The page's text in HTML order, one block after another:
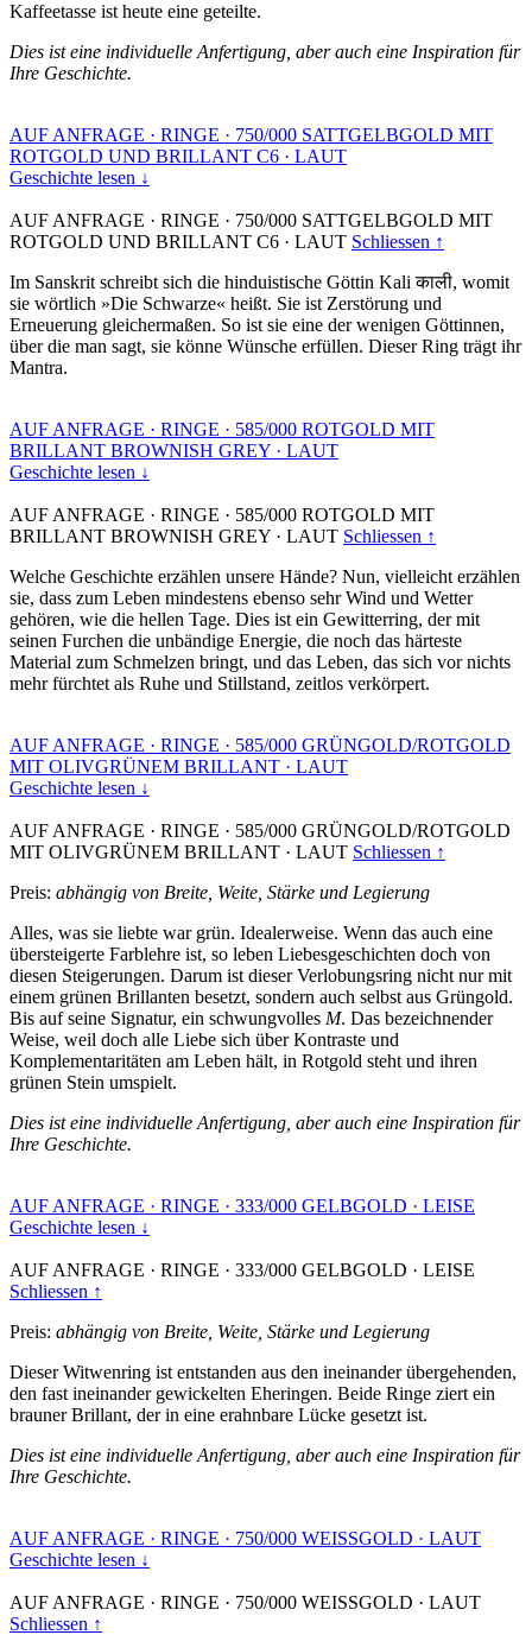
Kaffeetasse ist heute eine geteilte.
Dies ist eine individuelle Anfertigung, aber auch eine Inspiration für
Ihre Geschichte.
AUF ANFRAGE · RINGE · 750/000 SATTGELBGOLD MIT
ROTGOLD UND BRILLANT C6 · LAUT
Geschichte lesen ↓
AUF ANFRAGE · RINGE · 750/000 SATTGELBGOLD MIT
ROTGOLD UND BRILLANT C6 · LAUT Schliessen ↑
Im Sanskrit schreibt sich die hinduistische Göttin Kali काली, womit
sie wörtlich »Die Schwarze« heißt. Sie ist Zerstörung und
Erneuerung gleichermaßen. So ist sie eine der wenigen Göttinnen,
über die man sagt, sie könne Wünsche erfüllen. Dieser Ring trägt ihr
Mantra.
AUF ANFRAGE · RINGE · 585/000 ROTGOLD MIT
BRILLANT BROWNISH GREY · LAUT
Geschichte lesen ↓
AUF ANFRAGE · RINGE · 585/000 ROTGOLD MIT
BRILLANT BROWNISH GREY · LAUT Schliessen ↑
Welche Geschichte erzählen unsere Hände? Nun, vielleicht erzählen
sie, dass zum Leben mindestens ebenso sehr Wind und Wetter
gehören, wie die hellen Tage. Dies ist ein Gewitterring, der mit
seinen Furchen die unbändige Energie, die noch das härteste
Material zum Schmelzen bringt, und das Leben, das sich vor nichts
mehr fürchtet als Ruhe und Stillstand, zeitlos verkörpert.
AUF ANFRAGE · RINGE · 585/000 GRÜNGOLD/ROTGOLD
MIT OLIVGRÜNEM BRILLANT · LAUT
Geschichte lesen ↓
AUF ANFRAGE · RINGE · 585/000 GRÜNGOLD/ROTGOLD
MIT OLIVGRÜNEM BRILLANT · LAUT Schliessen ↑
Preis: abhängig von Breite, Weite, Stärke und Legierung
Alles, was sie liebte war grün. Idealerweise. Wenn das auch eine
übersteigerte Farblehre ist, so leben Liebesgeschichten doch von
diesen Steigerungen. Darum ist dieser Verlobungsring nicht nur mit
einem grünen Brillanten besetzt, sondern auch selbst aus Grüngold.
Bis auf seine Signatur, ein schwungvolles M. Das bezeichnender
Weise, weil doch alle Liebe sich über Kontraste und
Komplementaritäten am Leben hält, in Rotgold steht und ihren
grünen Stein umspielt.
Dies ist eine individuelle Anfertigung, aber auch eine Inspiration für
Ihre Geschichte.
AUF ANFRAGE · RINGE · 333/000 GELBGOLD · LEISE
Geschichte lesen ↓
AUF ANFRAGE · RINGE · 333/000 GELBGOLD · LEISE
Schliessen ↑
Preis: abhängig von Breite, Weite, Stärke und Legierung
Dieser Witwenring ist entstanden aus den ineinander übergehenden,
den fast ineinander gewickelten Eheringen. Beide Ringe ziert ein
brauner Brillant, der in eine erahnbare Lücke gesetzt ist.
Dies ist eine individuelle Anfertigung, aber auch eine Inspiration für
Ihre Geschichte.
AUF ANFRAGE · RINGE · 750/000 WEISSGOLD · LAUT
Geschichte lesen ↓
AUF ANFRAGE · RINGE · 750/000 WEISSGOLD · LAUT
Schliessen ↑